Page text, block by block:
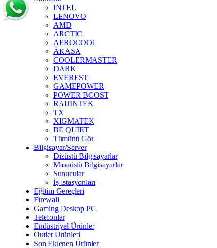
INTEL
LENOVO
AMD
ARCTIC
AEROCOOL
AKASA
COOLERMASTER
DARK
EVEREST
GAMEPOWER
POWER BOOST
RAIJINTEK
TX
XIGMATEK
BE QUİET
Tümünü Gör
Bilgisayar/Server
Dizüstü Bilgisayarlar
Masaüstü Bilgisayarlar
Sunucular
İş İstasyonları
Eğitim Gereçleri
Firewall
Gaming Deskop PC
Telefonlar
Endüstriyel Ürünler
Outlet Ürünleri
Son Eklenen Ürünler